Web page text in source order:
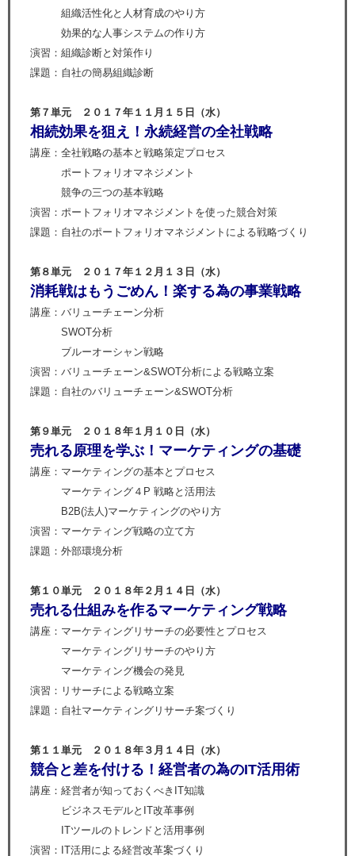
組織活性化と人材育成のやり方
効果的な人事システムの作り方
演習：組織診断と対策作り
課題：自社の簡易組織診断
第７単元 ２０１７年１１月１５日（水）
相続効果を狙え！永続経営の全社戦略
講座：全社戦略の基本と戦略策定プロセス
ポートフォリオマネジメント
競争の三つの基本戦略
演習：ポートフォリオマネジメントを使った競合対策
課題：自社のポートフォリオマネジメントによる戦略づくり
第８単元 ２０１７年１２月１３日（水）
消耗戦はもうごめん！楽する為の事業戦略
講座：バリューチェーン分析
SWOT分析
ブルーオーシャン戦略
演習：バリューチェーン&SWOT分析による戦略立案
課題：自社のバリューチェーン&SWOT分析
第９単元 ２０１８年１月１０日（水）
売れる原理を学ぶ！マーケティングの基礎
講座：マーケティングの基本とプロセス
マーケティング４P 戦略と活用法
B2B(法人)マーケティングのやり方
演習：マーケティング戦略の立て方
課題：外部環境分析
第１０単元 ２０１８年２月１４日（水）
売れる仕組みを作るマーケティング戦略
講座：マーケティングリサーチの必要性とプロセス
マーケティングリサーチのやり方
マーケティング機会の発見
演習：リサーチによる戦略立案
課題：自社マーケティングリサーチ案づくり
第１１単元 ２０１８年３月１４日（水）
競合と差を付ける！経営者の為のIT活用術
講座：経営者が知っておくべきIT知識
ビジネスモデルとIT改革事例
ITツールのトレンドと活用事例
演習：IT活用による経営改革案づくり